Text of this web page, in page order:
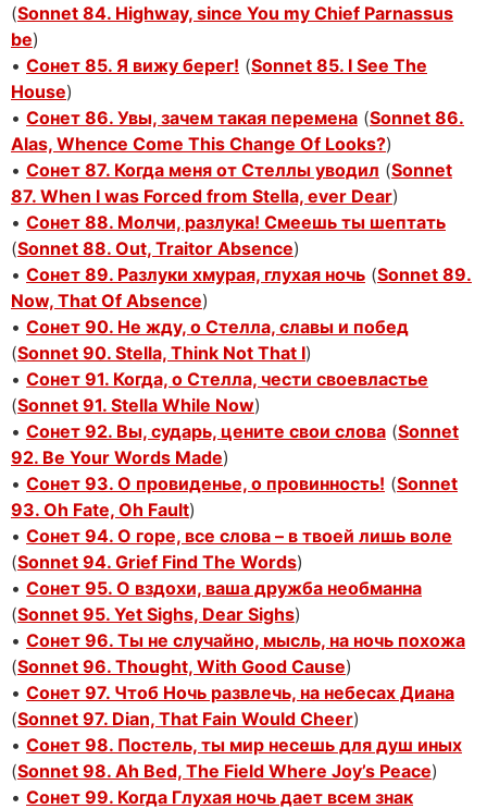
(Sonnet 84. Highway, since You my Chief Parnassus
be)
• Сонет 85. Я вижу берег! (Sonnet 85. I See The
House)
• Сонет 86. Увы, зачем такая перемена (Sonnet 86.
Alas, Whence Come This Change Of Looks?)
• Сонет 87. Когда меня от Стеллы уводил (Sonnet
87. When I was Forced from Stella, ever Dear)
• Сонет 88. Молчи, разлука! Смеешь ты шептать
(Sonnet 88. Out, Traitor Absence)
• Сонет 89. Разлуки хмурая, глухая ночь (Sonnet 89.
Now, That Of Absence)
• Сонет 90. Не жду, о Стелла, славы и побед
(Sonnet 90. Stella, Think Not That I)
• Сонет 91. Когда, о Стелла, чести своевластье
(Sonnet 91. Stella While Now)
• Сонет 92. Вы, сударь, цените свои слова (Sonnet
92. Be Your Words Made)
• Сонет 93. О провиденье, о провинность! (Sonnet
93. Oh Fate, Oh Fault)
• Сонет 94. О горе, все слова – в твоей лишь воле
(Sonnet 94. Grief Find The Words)
• Сонет 95. О вздохи, ваша дружба необманна
(Sonnet 95. Yet Sighs, Dear Sighs)
• Сонет 96. Ты не случайно, мысль, на ночь похожа
(Sonnet 96. Thought, With Good Cause)
• Сонет 97. Чтоб Ночь развлечь, на небесах Диана
(Sonnet 97. Dian, That Fain Would Cheer)
• Сонет 98. Постель, ты мир несешь для душ иных
(Sonnet 98. Ah Bed, The Field Where Joy’s Peace)
• Сонет 99. Когда Глухая ночь дает всем знак